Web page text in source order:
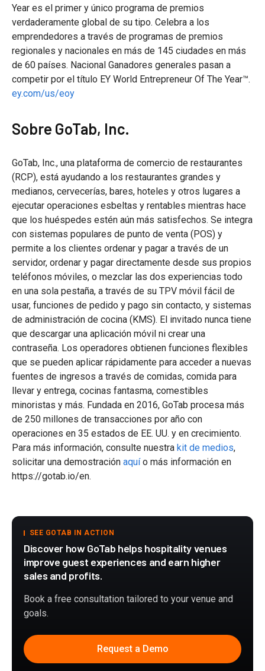
Year es el primer y único programa de premios
verdaderamente global de su tipo. Celebra a los
emprendedores a través de programas de premios
regionales y nacionales en más de 145 ciudades en más
de 60 países. Nacional Ganadores generales pasan a
competir por el título EY World Entrepreneur Of The Year™.
ey.com/us/eoy
Sobre GoTab, Inc.
GoTab, Inc., una plataforma de comercio de restaurantes
(RCP), está ayudando a los restaurantes grandes y
medianos, cervecerías, bares, hoteles y otros lugares a
ejecutar operaciones esbeltas y rentables mientras hace
que los huéspedes estén aún más satisfechos. Se integra
con sistemas populares de punto de venta (POS) y
permite a los clientes ordenar y pagar a través de un
servidor, ordenar y pagar directamente desde sus propios
teléfonos móviles, o mezclar las dos experiencias todo
en una sola pestaña, a través de su TPV móvil fácil de
usar, funciones de pedido y pago sin contacto, y sistemas
de administración de cocina (KMS). El invitado nunca tiene
que descargar una aplicación móvil ni crear una
contraseña. Los operadores obtienen funciones flexibles
que se pueden aplicar rápidamente para acceder a nuevas
fuentes de ingresos a través de comidas, comida para
llevar y entrega, cocinas fantasma, comestibles
minoristas y más. Fundada en 2016, GoTab procesa más
de 250 millones de transacciones por año con
operaciones en 35 estados de EE. UU. y en crecimiento.
Para más información, consulte nuestra kit de medios,
solicitar una demostración aquío más información en
https://gotab.io/en.
SEE GOTAB IN ACTION
Discover how GoTab helps hospitality venues
improve guest experiences and earn higher
sales and profits.
Book a free consultation tailored to your venue and
goals.
Request a Demo